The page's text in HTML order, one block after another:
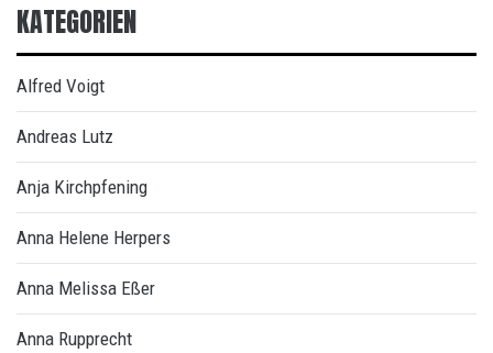
KATEGORIEN
Alfred Voigt
Andreas Lutz
Anja Kirchpfening
Anna Helene Herpers
Anna Melissa Eßer
Anna Rupprecht